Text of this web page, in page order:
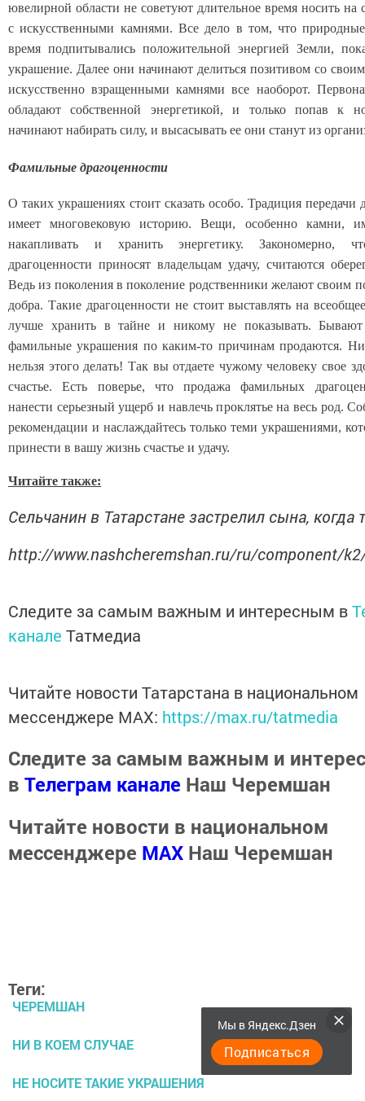
ювелирной области не советуют длительное время носить на
с искусственными камнями. Все дело в том, что
время подпитывались положительной энергией Земли,
украшение. Далее они начинают делиться позитивом со
искусственно взращенными камнями все наоборот.
обладают собственной энергетикой, и только попав к
начинают набирать силу, и высасывать ее они станут из
Фамильные драгоценности
О таких украшениях стоит сказать особо. Традиция передачи
имеет многовековую историю. Вещи, особенно камни,
накапливать и хранить энергетику. Закономерно,
драгоценности приносят владельцам удачу, считаются
Ведь из поколения в поколение родственники желают своим
добра. Такие драгоценности не стоит выставлять на
лучше хранить в тайне и никому не показывать. Бывают
фамильные украшения по каким-то причинам продаются.
нельзя этого делать! Так вы отдаете чужому человеку свое
счастье. Есть поверье, что продажа фамильных
нанести серьезный ущерб и навлечь проклятье на весь род.
рекомендации и наслаждайтесь только теми украшениями,
принести в вашу жизнь счастье и удачу.
Читайте также:
Сельчанин в Татарстане застрелил сына, когда
http://www.nashcheremshan.ru/ru/component/
Следите за самым важным и интересным в
канале Татмедиа
Читайте новости Татарстана в национальном
мессенджере MАХ: https://max.ru/tatmedia
Следите за самым важным и
в Телеграм канале Наш Черемшан
Читайте новости в национальном
мессенджере MАХ Наш Черемшан
Теги:
ЧЕРЕМШАН
НИ В КОЕМ СЛУЧАЕ
НЕ НОСИТЕ ТАКИЕ УКРАШЕНИЯ
Мы в Яндекс.Дзен
Подписаться